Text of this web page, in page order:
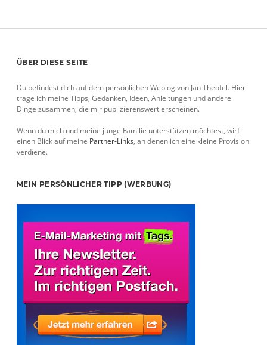
Sidebar
ÜBER DIESE SEITE
Du befindest dich auf dem persönlichen Weblog von Jan Theofel. Hier
trage ich meine Tipps, Gedanken, Ideen, Anleitungen und andere
Dinge zusammen, die mir publizierenswert erscheinen.
Wenn du mich und meine junge Familie unterstützen möchtest, wirf
einen Blick auf meine Partner-Links, an denen ich eine kleine Provision
verdiene.
MEIN PERSÖNLICHER TIPP (WERBUNG)